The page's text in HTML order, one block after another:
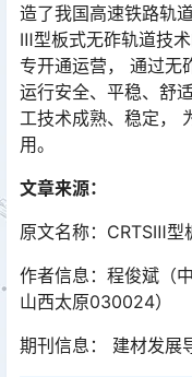
造了我国高速铁路轨
Ⅲ型板式无砟轨道技
专开通运营， 通过无
运行安全、平稳、舒
工技术成熟、稳定，
用。󠅅󠅃󠄵󠅂󠄪󠇖󠆨󠆨󠇕󠆞󠆒󠅬󠇘󠆭󠆘󠇙󠆝󠅵󠇗󠆭󠆁󠄐󠇗󠅹󠅸󠇖󠆍󠅳󠇖󠅹󠅰󠇖󠆌󠅹
文章来源：
原文名称：CRTSⅢ型
作者信息：程俊斌（
山西太原030024）
期刊信息： 建材发展